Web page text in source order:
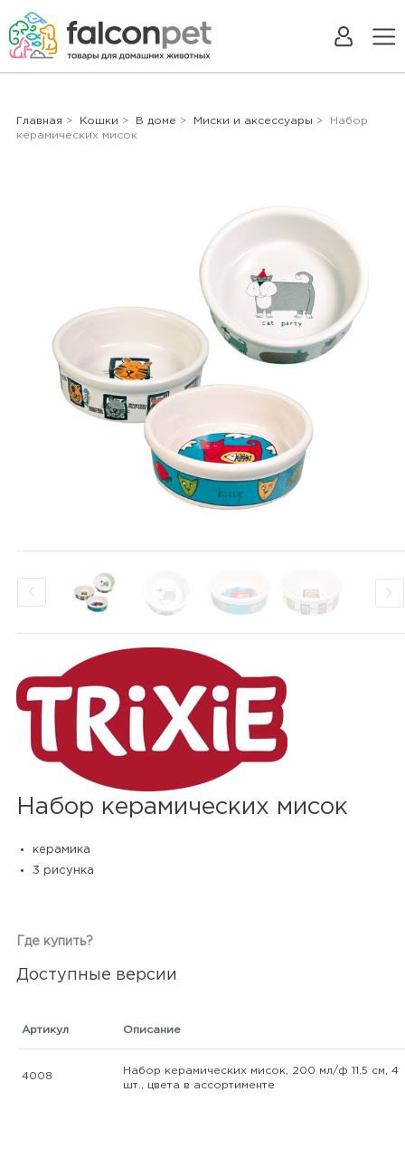
Главная > Кошки > В доме > Миски и аксессуары > Набор
керамических мисок
Набор керамических мисок
керамика
3 рисунка
Где купить?
Доступные версии
Артикул Описание
4008
Набор керамических мисок, 200 мл/ф 11,5 см, 4
шт., цвета в ассортименте